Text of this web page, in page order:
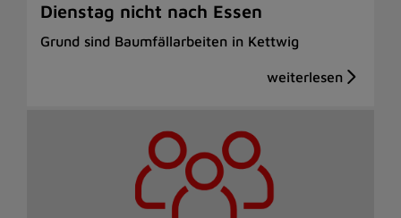
Dienstag nicht nach Essen
Grund sind Baumfällarbeiten in Kettwig